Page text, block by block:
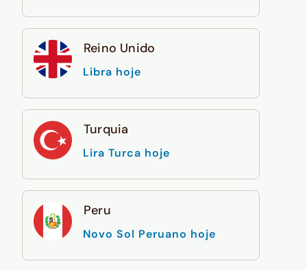
Reino Unido
Libra hoje
Turquia
Lira Turca hoje
Peru
Novo Sol Peruano hoje